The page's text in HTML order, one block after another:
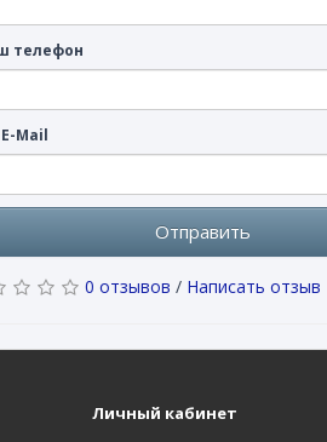
телефон
Mail
Отправить
0 отзывов / Написать отзыв
Личный кабинет